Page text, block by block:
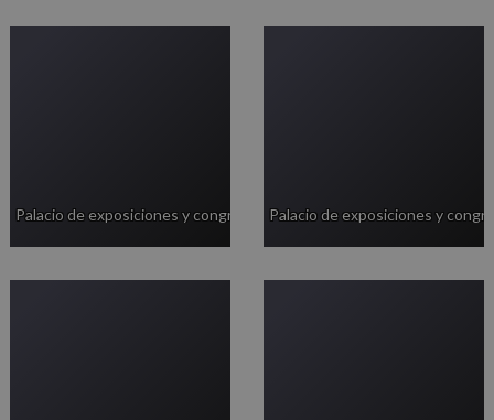
Palacio de exposiciones y congresos Palacio de exposiciones y